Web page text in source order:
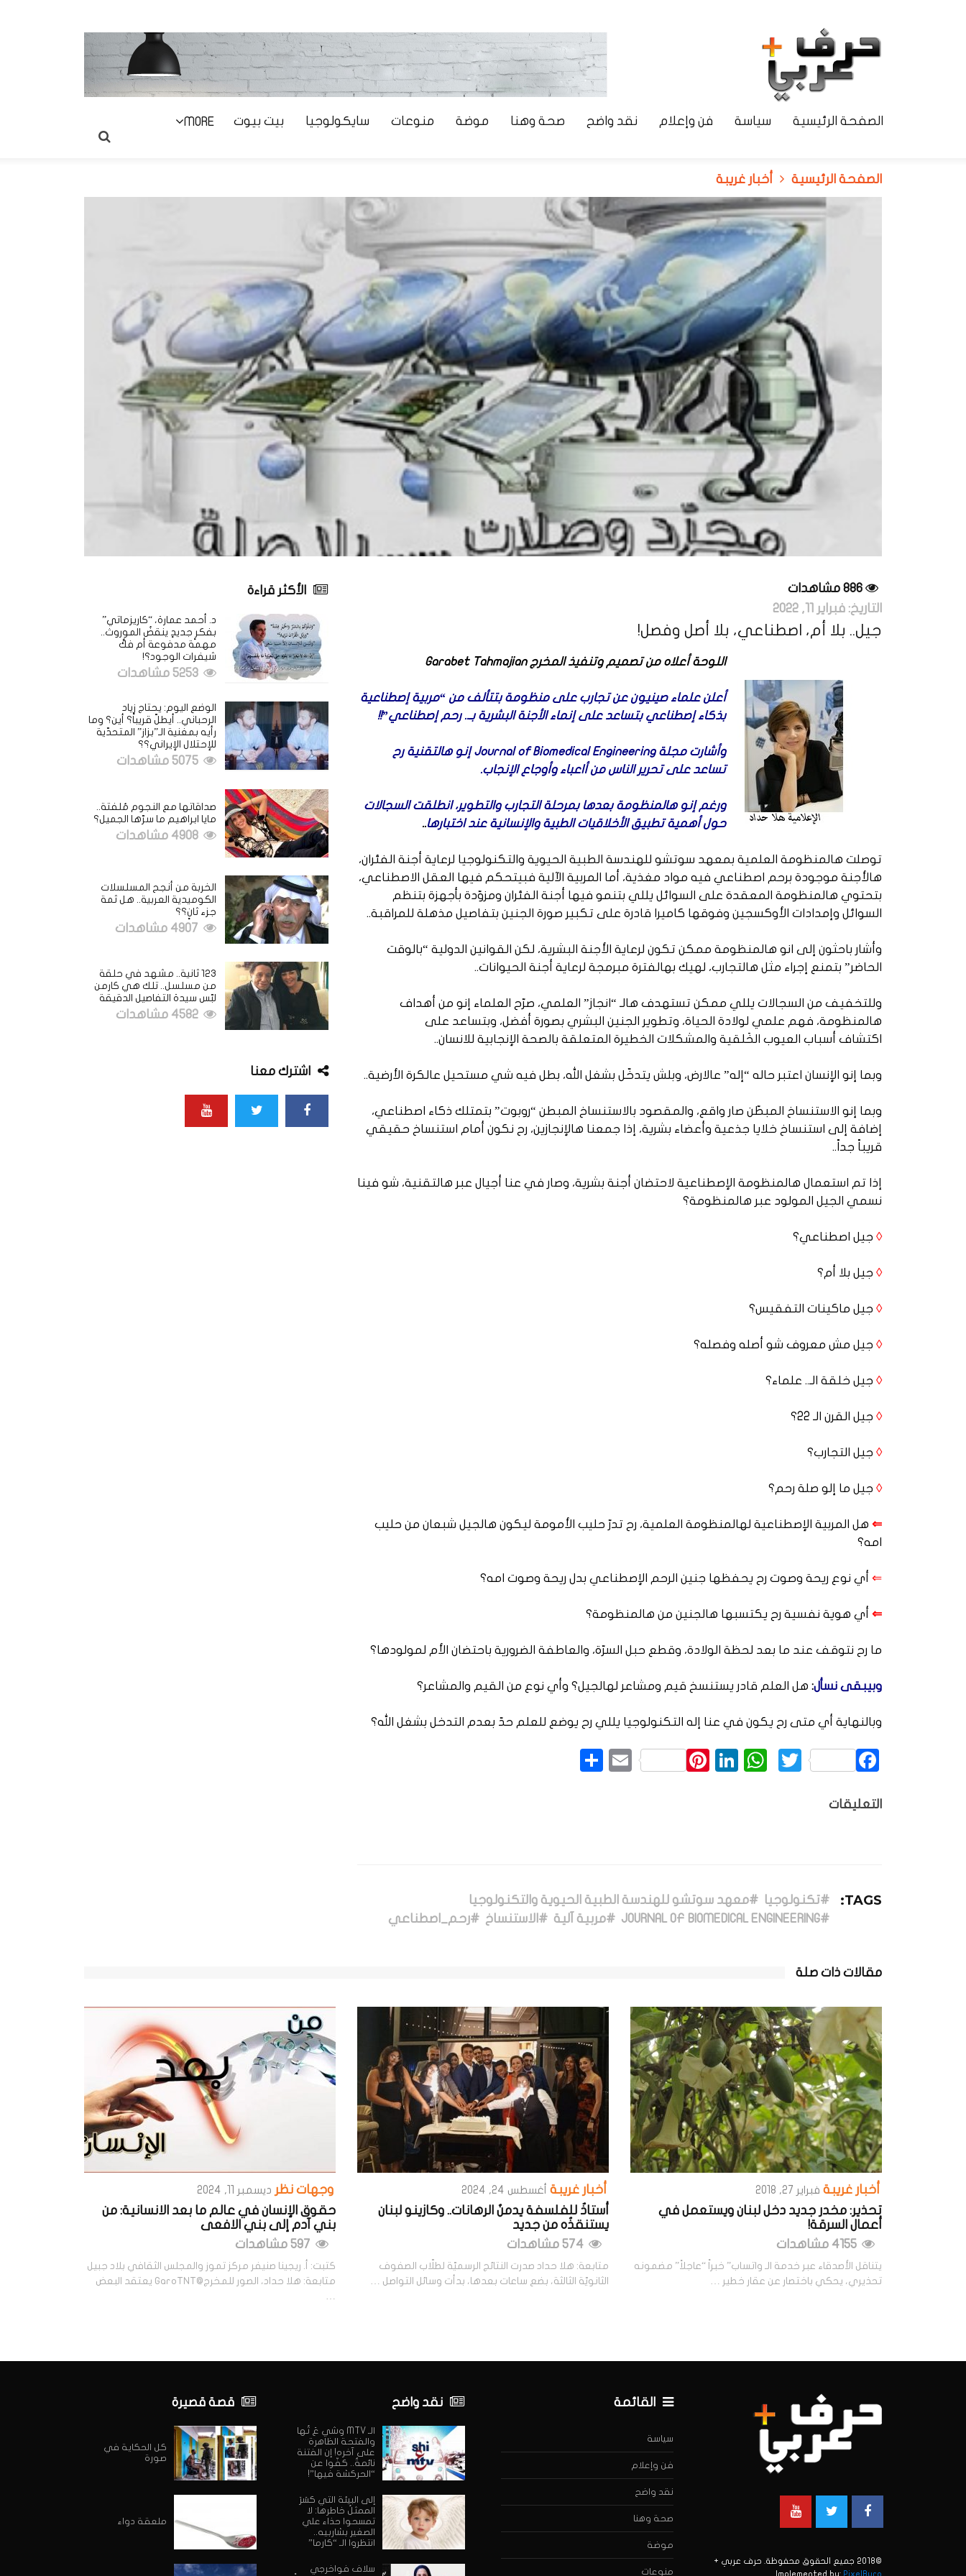
الصفحة الرئيسية سياسة فن وإعلام نقد واضح صحة وهنا موضة منوعات سايكولوجيا بيت بيوت MORE
الصفحة الرئيسية أخبار غريبة
التاريخ: فبراير 11, 2022
جيل.. بلا أم، اصطناعي، بلا أصل وفصل!
اللوحة أعلاه من تصميم وتنفيذ المخرج Garabet Tahmajian
أعلن علماء صينيون عن تجارب على منظومة بتتألف من “مربية إصطناعية
بذكاء إصطناعي بتساعد على إنماء الأجنة البشرية بـ.. رحم إصطناعي”!!
وأشارت مجلة Journal of Biomedical Engineering إنو هالتقنية رح
تساعد على تحرير الناس من أاعباء وأوجاع الإنجاب.
ورغم إنو هالمنظومة بعدها بمرحلة التجارب والتطوير، انطلقت السجالات
حول أهمية تطبيق الأخلاقيات الطبية والإنسانية عند اختبارها..
توصلت هالمنظومة العلمية بمعهد سوتشو للهندسة الطبية الحيوية والتكنولوجيا لرعاية أجنة الفئران،
هالأجنة موجودة برحم اصطناعي فيه مواد مغذية، أما المربية الآلية فبيتحكم فيها العقل الاصطناعي،
بتحتوي هالمنظومة المعقدة على السوائل يللي بتنمو فيها أجنة الفئران ومزوّدة بأجهزة بتنظم
السوائل وإمدادات الأوكسجين وفوقها كاميرا قادرة على تكبير صورة الجنين بتفاصيل مذهلة للمراقبة..
وأشار باحثون إلى انو هالمنظومة ممكن تكون لرعاية الأجنة البشرية، لكن القوانين الدولية “بالوقت
الحاضر” بتمنع إجراء مثل هالتجارب، لهيك بهالفترة مبرمجة لرعاية أجنة الحيوانات..
وللتخفيف من السجالات يللي ممكن تستهدف هالـ “انجاز” العلمي، صرّح العلماء إنو من أهداف
هالمنظومة، فهم علمي لولادة الحياة، وتطوير الجنين البشري بصورة أفضل، وبتساعد على
اكتشاف أسباب العيوب الخَلقية والمشكلات الخطيرة المتعلقة بالصحة الإنجابية للانسان..
وبما إنو الإنسان اعتبر حاله “إله” عالارض، وبلش يتدخّل بشغل الله، بطل فيه شي مستحيل عالكرة الأرضية..
وبما إنو الاستنساخ المبطّن صار واقع، والمقصود بالاستنساخ المبطن “روبوت” بتمتلك ذكاء اصطناعي،
إضافة إلى استنساخ خلايا جذعية وأعضاء بشرية، إذا جمعنا هالإنجازين، رح نكون أمام استنساخ حقيقي
قريباً جداً..
إذا تم استعمال هالمنظومة الإصطناعية لاحتضان أجنة بشرية، وصار في عنا أجيال عبر هالتقنية، شو فينا
نسمي الجيل المولود عبر هالمنظومة؟
◊ جيل اصطناعي؟
◊ جيل بلا أم؟
◊ جيل ماكينات التفقيس؟
◊ جيل مش معروف شو أصله وفصله؟
◊ جيل خلقة الـ.. علماء؟
◊ جيل القرن الـ 22؟
◊ جيل التجارب؟
◊ جيل ما إلو صلة رحم؟
⇐ هل المربية الإصطناعية لهالمنظومة العلمية، رح تدرّ حليب الأمومة ليكون هالجيل شبعان من حليب
امه؟
⇐ أي نوع ريحة وصوت رح يحفظها جنين الرحم الإصطناعي بدل ريحة وصوت امه؟
⇐ أي هوية نفسية رح يكتسبها هالجنين من هالمنظومة؟
ما رح نتوقف عند ما بعد لحظة الولادة، وقطع حبل السرّة، والعاطفة الضرورية باحتضان الأم لمولودها؟
وبيبقى نسأل: هل العلم قادر يستنسخ قيم ومشاعر لهالجيل؟ وأي نوع من القيم والمشاعر؟
وبالنهاية أي متى رح يكون في عنا إله التكنولوجيا يللي رح يوضع للعلم حدّ بعدم التدخل بشغل الله؟
Facebook
Twitter
WhatsApp
LinkedIn
Pinterest
Email
التعليقات
TAGS: #تكنولوجيا #معهد سوتشو للهندسة الطبية الحيوية والتكنولوجيا
#JOURNAL OF BIOMEDICAL ENGINEERING
#مربية آلية #الاستنساخ #رحم_اصطناعي
الأكثر قراءة
د. أحمد عمارة، “كاريزماتي”
بفكرٍ جديدٍ ينقضُ الموروث..
مهمة مدفوعة أم فكُّ
شيفرات الوجود؟!
الوضع اليوم: يحتاج زياد
الرحباني.. أيطلّ قريباً؟ أين؟ وما
رأيه بمغنية الـ”بزاز” المتحدّية
للإحتلال الإيراني؟؟
صداقاتها مع النجوم مُلفتة..
مايا ابراهيم ما سرّها الجميل؟
الخربة من أنجح المسلسلات
الكوميدية العربية.. هل ثمة
جزء ثانٍ؟؟
123 ثانية.. مشهد في حلقة
من مسلسل.. تلك هي كارمن
لبّس سيدة التفاصيل الدقيقة
اشترك معنا
مقالات ذات صلة
وجهات نظر ديسمبر 11, 2024
حقوق الإنسان في عالم ما بعد الانسانية: من
بني آدم إلى بني الافعى
كتبت: أ. ريجينا صنيفر مركز تموز والمجلس الثقافي بلاد جبيل
متابعة: هلا حداد، الصور للمخرج@GaroTNT يعتقد البعض
…
أخبار غريبة أغسطس 24, 2024
أستاذٌ للفلسفة يدمنُ الرهانات.. وكازينو لبنان
يستنقذُه من جديد
متابعة: هلا حداد صدرت النتائج الرسميّة لطلّاب الصفوف
الثانويّة الثالثة، بضع ساعات بعدها، بدأت وسائل التواصل …
أخبار غريبة فبراير 27, 2018
تحذير: مخدر جديد دخل لبنان ويستعمل في
أعمال السرقة!
يتناقل الأصدقاء عبر خدمة الـ واتساب” خبراً “عاجلاً” مضمونه
تحذيري، يحكي باختصار عن عقار خطير …
©2018 جميع الحقوق محفوظة. حرف عربي +
Implemented by: PixelBuro
القائمة
سياسة
فن وإعلام
نقد واضح
صحة وهنا
موضة
منوعات
نقد واضح
الـ MTV وشي عَ تُها
والفتحة الظاهرة
على آخره! إن الفتنة
نائمةٌ.. كفّوا عن
“الحركشة فيها”!
إلى البيئة التي كسَرَ
الممثلُ خاطرها: لا
تمسحوا حذاء علي
الصغير بشاربيه..
انتظروا الـ “كارما”
سلاف فواخرجي
قصة قصيرة
كل الحكاية في
صورة
ملعقة دواء